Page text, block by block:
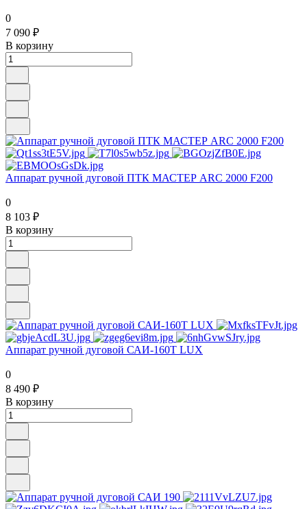
0
7 090 ₽
В корзину
Аппарат ручной дуговой ПТК МАСТЕР ARC 2000 F200
0
8 103 ₽
В корзину
Аппарат ручной дуговой САИ-160Т LUX
0
8 490 ₽
В корзину